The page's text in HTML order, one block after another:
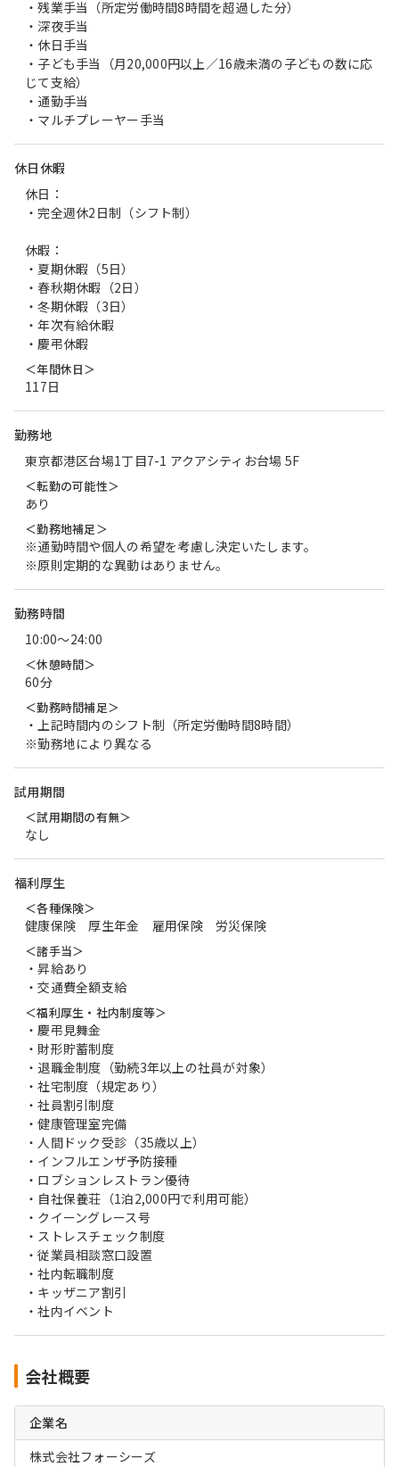
・残業手当（所定労働時間8時間を超過した分）
・深夜手当
・休日手当
・子ども手当（月20,000円以上／16歳未満の子どもの数に応
じて支給）
・通勤手当
・マルチプレーヤー手当
休日休暇
休日：
・完全週休2日制（シフト制）
休暇：
・夏期休暇（5日）
・春秋期休暇（2日）
・冬期休暇（3日）
・年次有給休暇
・慶弔休暇
＜年間休日＞
117日
勤務地
東京都港区台場1丁目7-1 アクアシティお台場 5F
＜転勤の可能性＞
あり
＜勤務地補足＞
※通勤時間や個人の希望を考慮し決定いたします。
※原則定期的な異動はありません。
勤務時間
10:00〜24:00
＜休憩時間＞
60分
＜勤務時間補足＞
・上記時間内のシフト制（所定労働時間8時間）
※勤務地により異なる
試用期間
＜試用期間の有無＞
なし
福利厚生
＜各種保険＞
健康保険 厚生年金 雇用保険 労災保険
＜諸手当＞
・昇給あり
・交通費全額支給
＜福利厚生・社内制度等＞
・慶弔見舞金
・財形貯蓄制度
・退職金制度（勤続3年以上の社員が対象）
・社宅制度（規定あり）
・社員割引制度
・健康管理室完備
・人間ドック受診（35歳以上）
・インフルエンザ予防接種
・ロブションレストラン優待
・自社保養荘（1泊2,000円で利用可能）
・クイーングレース号
・ストレスチェック制度
・従業員相談窓口設置
・社内転職制度
・キッザニア割引
・社内イベント
会社概要
企業名
株式会社フォーシーズ